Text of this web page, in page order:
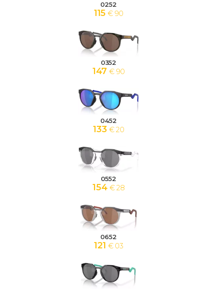
0252
115 € 90
0352
147 € 90
0452
133 € 20
0552
154 € 28
0652
121 € 03